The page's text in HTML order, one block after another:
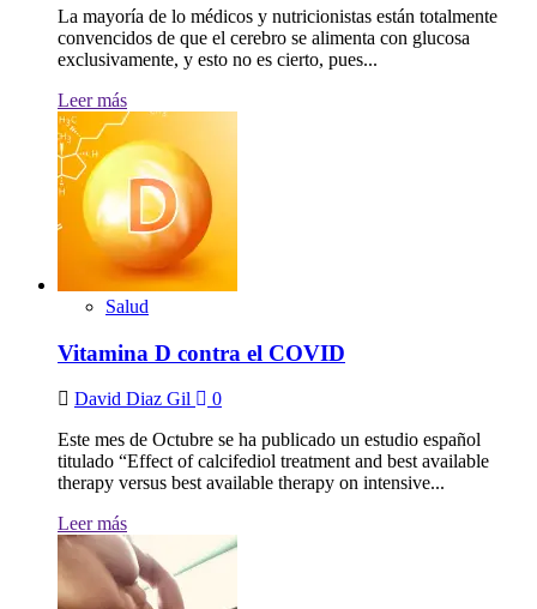
La mayoría de lo médicos y nutricionistas están totalmente
convencidos de que el cerebro se alimenta con glucosa
exclusivamente, y esto no es cierto, pues...
Leer más
Salud
Vitamina D contra el COVID
David Diaz Gil
0
Este mes de Octubre se ha publicado un estudio español
titulado “Effect of calcifediol treatment and best available
therapy versus best available therapy on intensive...
Leer más